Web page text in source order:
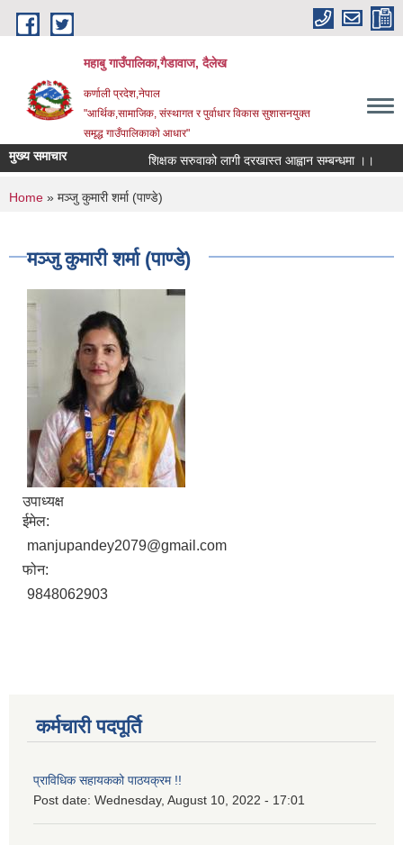
Skip to main content
महाबु गाउँपालिका,गैडावाज, दैलेख
कर्णाली प्रदेश,नेपाल
"आर्थिक,सामाजिक, संस्थागत र पुर्वाधार विकास सुशासनयुक्त
समृद्ध गाउँपालिकाकाे आधार"
मुख्य समाचार शिक्षक सरुवाको लागी दरखास्त आह्वान सम्बन्धमा ।।
You are here
Home » मञ्जु कुमारी शर्मा (पाण्डे)
मञ्जु कुमारी शर्मा (पाण्डे)
उपाध्यक्ष
ईमेल:
manjupandey2079@gmail.com
फोन:
9848062903
कर्मचारी पदपूर्ति
प्राविधिक सहायकको पाठयक्रम !!
Post date: Wednesday, August 10, 2022 - 17:01